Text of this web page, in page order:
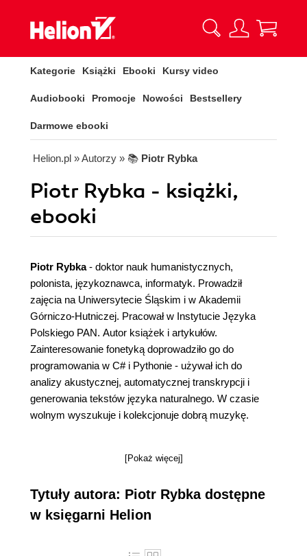
Kategorie Książki Ebooki Kursy video
Audiobooki Promocje Nowości Bestsellery
Darmowe ebooki
Helion.pl » Autorzy » 📚 Piotr Rybka
Piotr Rybka - książki,
ebooki
Piotr Rybka- doktor nauk humanistycznych,
polonista, językoznawca, informatyk. Prowadził
zajęcia na Uniwersytecie Śląskim i w Akademii
Górniczo-Hutniczej. Pracował w Instytucie Języka
Polskiego PAN. Autor książek i artykułów.
Zainteresowanie fonetyką doprowadziło go do
programowania w C# i Pythonie - używał ich do
analizy akustycznej, automatycznej transkrypcji i
generowania tekstów języka naturalnego. W czasie
wolnym wyszukuje i kolekcjonuje dobrą muzykę.
[Pokaż więcej]
Tytuły autora: Piotr Rybka dostępne
w księgarni Helion